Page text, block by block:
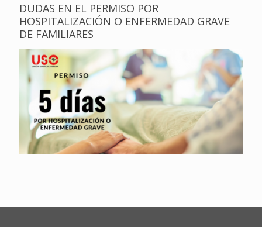
DUDAS EN EL PERMISO POR
HOSPITALIZACIÓN O ENFERMEDAD GRAVE
DE FAMILIARES